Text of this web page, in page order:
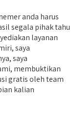
anda harus
segala pihak tahu
layanan
saya
saya
membuktikan
gratis oleh team
kalian